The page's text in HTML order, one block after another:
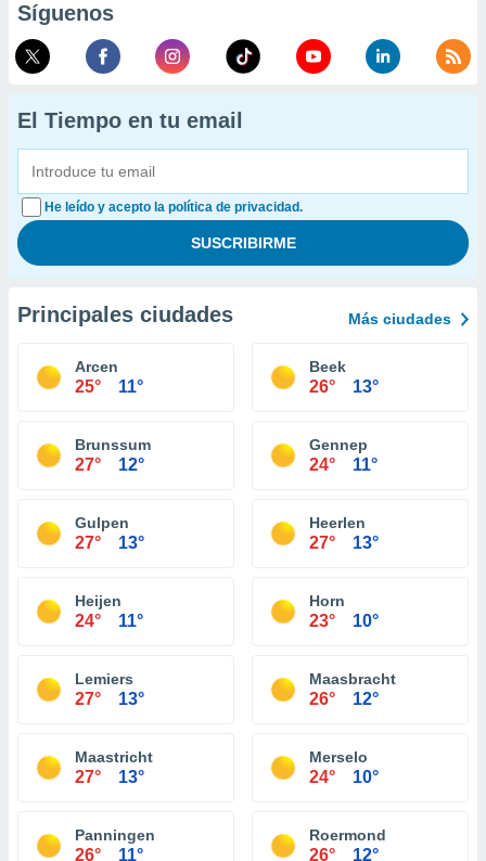
Síguenos
El Tiempo en tu email
He leído y acepto la política de privacidad.
Principales ciudades Más ciudades
Arcen
25° 11°
Beek
26° 13°
Brunssum
27° 12°
Gennep
24° 11°
Gulpen
27° 13°
Heerlen
27° 13°
Heijen
24° 11°
Horn
23° 10°
Lemiers
27° 13°
Maasbracht
26° 12°
Maastricht
27° 13°
Merselo
24° 10°
Panningen
26° 11°
Roermond
26° 12°